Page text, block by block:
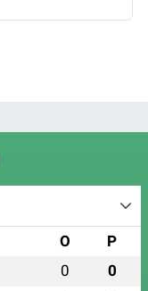
O P
0 0